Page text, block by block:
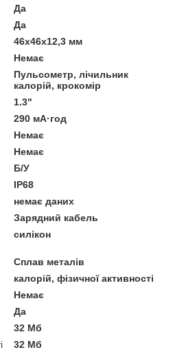
Да
Да
46х46х12,3 мм
Немає
Пульсометр, лічильник
калорій, крокомір
1.3"
290 мА·год
Немає
Немає
Б/У
IP68
немає даних
Зарядний кабель
силікон
Сплав металів
калорій, фізичної активності
Немає
Да
32 Мб
32 Мб